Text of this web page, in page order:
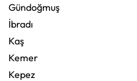
Gündoğmuş
İbradı
Kaş
Kemer
Kepez